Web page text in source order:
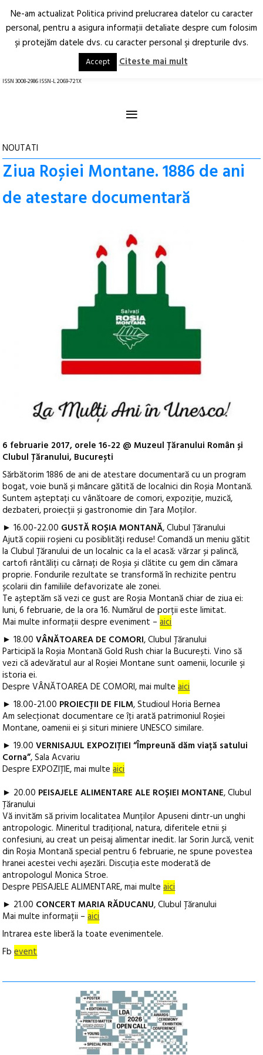
Arhitectură.
Oraș.
RO EN
ISSN 3008-2986 ISSN-L 2069-721X
≡
NOUTATI
Ziua Roșiei Montane. 1886 de ani
de atestare documentară
6 februarie 2017, orele 16-22 @ Muzeul Țăranului Român și
Clubul Țăranului, București
Sărbătorim 1886 de ani de atestare documentară cu un program
bogat, voie bună și mâncare gătită de localnici din Roșia Montană.
Suntem așteptați cu vânătoare de comori, expoziție, muzică,
dezbateri, proiecții și gastronomie din Țara Moților.
► 16.00-22.00 GUSTĂ ROȘIA MONTANĂ, Clubul Țăranului
Ajută copiii roșieni cu posiblități reduse! Comandă un meniu gătit
la Clubul Țăranului de un localnic ca la el acasă: vărzar și palincă,
cartofi rântăliți cu cârnați de Roșia și clătite cu gem din cămara
proprie. Fondurile rezultate se transformă în rechizite pentru
școlarii din familiile defavorizate ale zonei.
Te așteptăm să vezi ce gust are Roșia Montană chiar de ziua ei:
luni, 6 februarie, de la ora 16. Numărul de porții este limitat.
Mai multe informații despre eveniment –aici
► 18.00VÂNĂTOAREA DE COMORI, Clubul Țăranului
Participă la Roșia Montană Gold Rush chiar la București. Vino să
vezi că adevăratul aur al Roşiei Montane sunt oamenii, locurile şi
istoria ei.
Despre VÂNĂTOAREA DE COMORI, mai multeaici
► 18.00-21.00 PROIECȚII DE FILM, Studioul Horia Bernea
Am selecţionat documentare ce îţi arată patrimoniul Roşiei
Montane, oamenii ei și situri miniere UNESCO similare.
► 19.00VERNISAJUL EXPOZIȚIEI “Împreună dăm viață satului
Corna”, Sala Acvariu
Despre EXPOZIȚIE, mai multeaici
► 20.00 PEISAJELE ALIMENTARE ALE ROȘIEI MONTANE, Clubul
Țăranului
Vă invităm să privim localitatea Munților Apuseni dintr-un unghi
antropologic. Mineritul tradițional, natura, diferitele etnii și
confesiuni, au creat un peisaj alimentar inedit. Iar Sorin Jurcă, venit
din Roșia Montană special pentru 6 februarie, ne spune povestea
hranei acestei vechi așezări. Discuția este moderată de
antropologul Monica Stroe.
Despre PEISAJELE ALIMENTARE, mai multeaici
► 21.00 CONCERT MARIA RĂDUCANU, Clubul Țăranului
Mai multe informații –aici
Intrarea este liberă la toate evenimentele.
Fbevent
Ne-am actualizat Politica privind prelucrarea datelor cu caracter
personal, pentru a asigura informaţii detaliate despre cum folosim
şi protejăm datele dvs. cu caracter personal şi drepturile dvs.
Accept Citeste mai mult